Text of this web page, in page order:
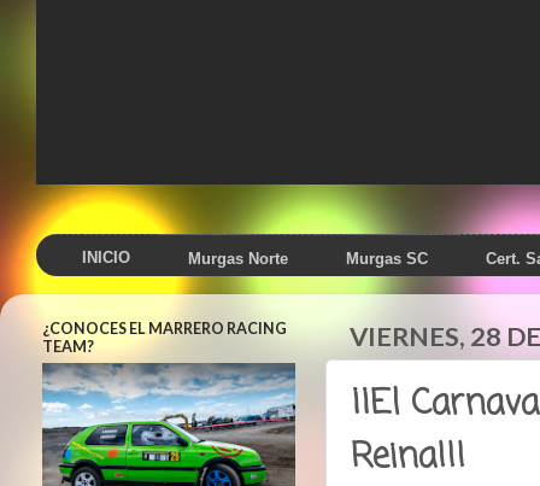
INICIO Murgas Norte Murgas SC Cert.
VIERNES, 28
¡¡El
Reina!!!
¿CONOCES EL MARRERO RACING
TEAM?